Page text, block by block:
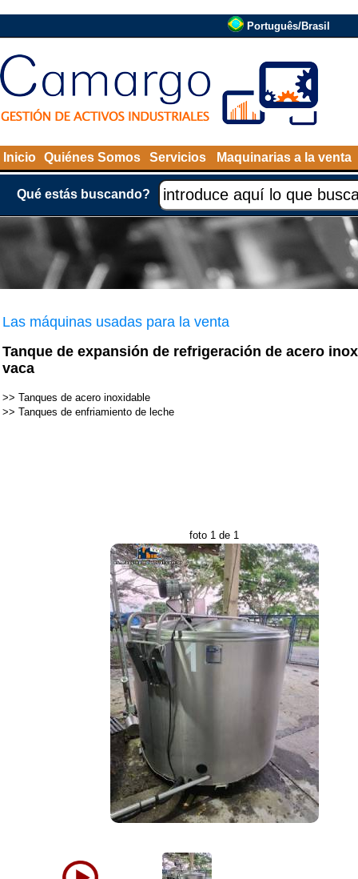
Português/Brasil
Inicio Quiénes Somos Servicios Maquinarias a la venta
Qué estás buscando?
Las máquinas usadas para la venta
Tanque de expansión de refrigeración de acero
vaca
>> Tanques de acero inoxidable
>> Tanques de enfriamiento de leche
foto 1 de 1